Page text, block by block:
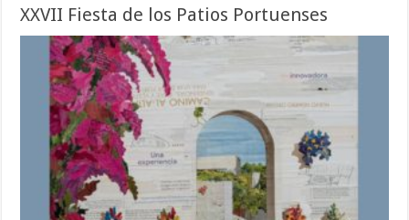
XXVII Fiesta de los Patios Portuenses